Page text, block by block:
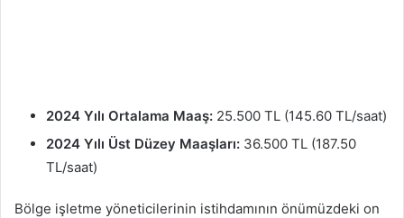
2024 Yılı Ortalama Maaş: 25.500 TL (145.60 TL/saat)
2024 Yılı Üst Düzey Maaşları: 36.500 TL (187.50
TL/saat)
Bölge işletme yöneticilerinin istihdamının önümüzdeki on